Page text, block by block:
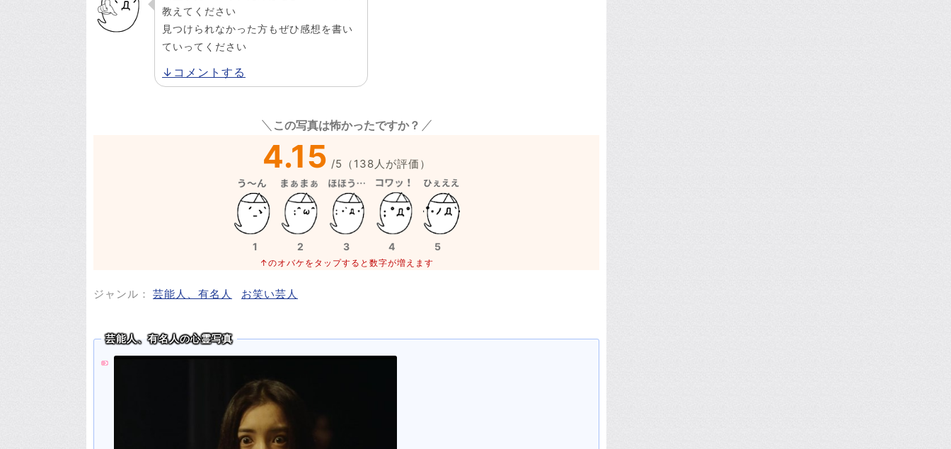
教えてください
見つけられなかった方もぜひ感想を書い
ていってください
↓コメントする
この写真は怖かったですか？
4.15 /5 （ 138人が評価）
1 2 3 4 5
↑のオバケをタップすると数字が増えます
ジャンル： 芸能人、有名人 お笑い芸人
芸能人、有名人の心霊写真